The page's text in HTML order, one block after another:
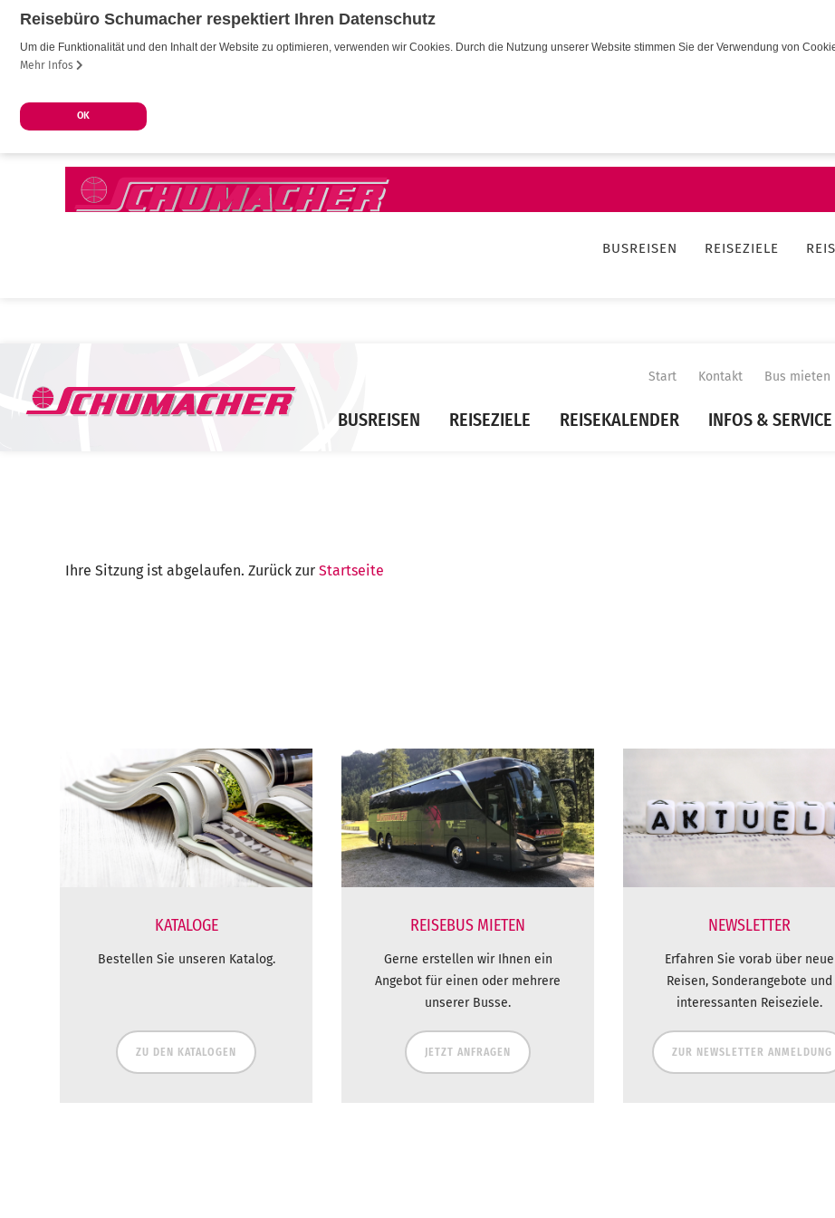
Reisebüro Schumacher respektiert Ihren Datenschutz
Um die Funktionalität und den Inhalt der Website zu optimieren, verwenden wir Cookies. Durch die Nutzung unserer Website stimmen Sie der Verwendung von
Mehr Infos
OK
Start Kontakt Bus mieten
BUSREISEN REISEZIELE REISEKALENDER INFOS & SERVICE
BUSREISEN REISEZIELE
Ihre Sitzung ist abgelaufen. Zurück zur Startseite
KATALOGE
Bestellen Sie unseren Katalog.
ZU DEN KATALOGEN
REISEBUS MIETEN
Gerne erstellen wir Ihnen ein
Angebot für einen oder mehrere
unserer Busse.
JETZT ANFRAGEN
NEWSLETTER
Erfahren Sie vorab über neue
Reisen, Sonderangebote und
interessanten Reiseziele.
ZUR NEWSLETTER ANMELDUNG